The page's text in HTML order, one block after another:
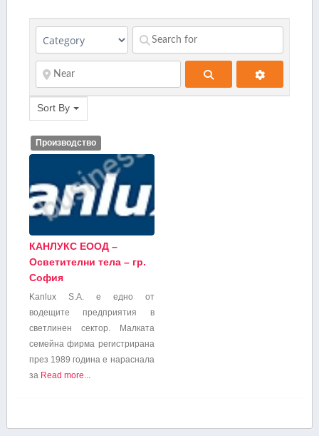
Sort By
Производство
КАНЛУКС ЕООД –
Осветителни тела – гр.
София
Kanlux S.A. е едно от
водещите предприятия в
светлинен сектор. Малката
семейна фирма регистрирана
през 1989 година е нараснала
за Read more...